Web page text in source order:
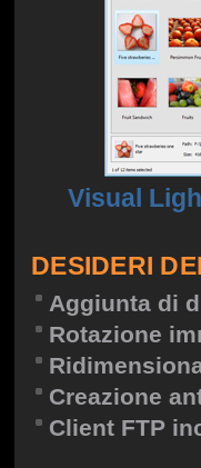
Visual
DESIDERI
Aggiunta di
Rotazione
Creazione
Client FTP